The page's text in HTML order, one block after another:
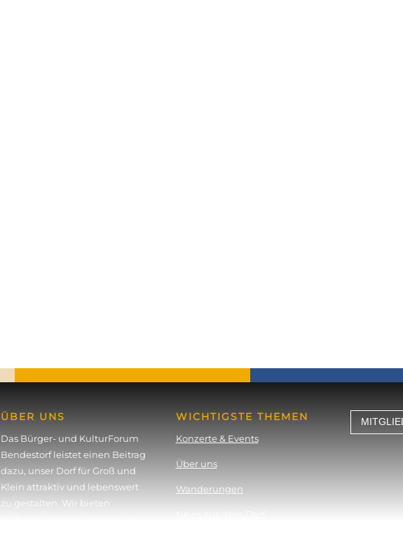
ÜBER UNS
Das Bürger- und KulturForum
Bendestorf leistet einen Beitrag
dazu, unser Dorf für Groß und
Klein attraktiv und lebenswert
zu gestalten. Wir bieten
WICHTIGSTE THEMEN
Konzerte & Events
Über uns
Wanderungen